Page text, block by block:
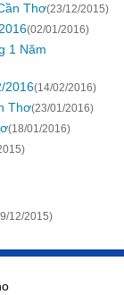
Thơ(23/12/2015)
(02/01/2016)
1 Năm
2016(14/02/2016)
Thơ(23/01/2016)
(18/01/2016)
12/2015)